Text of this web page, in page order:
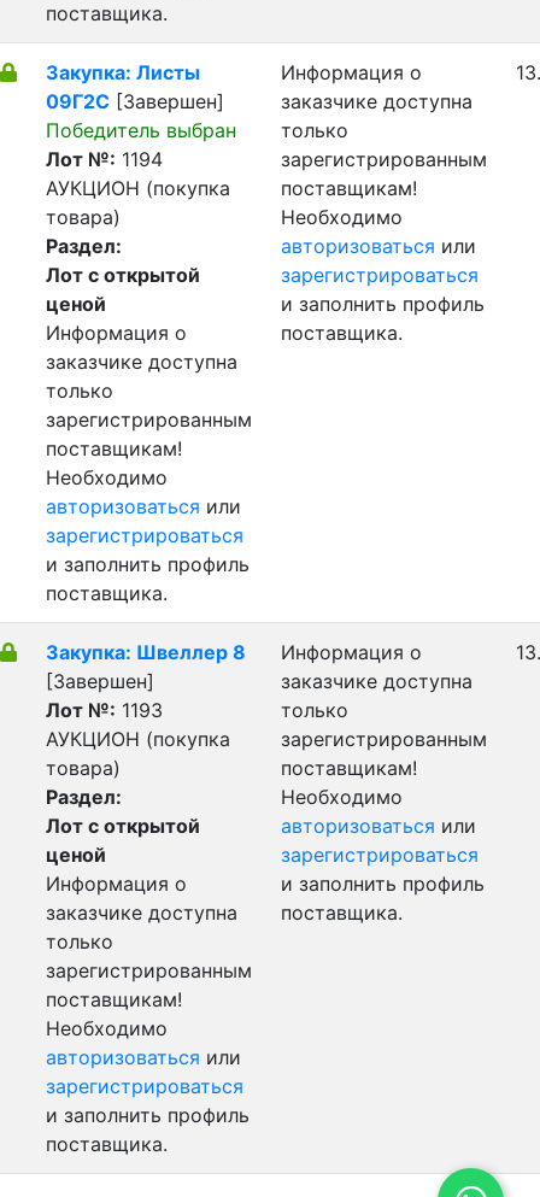
поставщика.
Закупка: Листы
09Г2С [Завершен]
Победитель выбран
Лот №: 1194
АУКЦИОН (покупка
товара)
Раздел:
Лот с открытой
ценой
Информация о
заказчике доступна
только
зарегистрированным
поставщикам!
Необходимо
авторизоваться или
зарегистрироваться
и заполнить профиль
поставщика.
Информация о
заказчике доступна
только
зарегистрированным
поставщикам!
Необходимо
авторизоваться или
зарегистрироваться
и заполнить профиль
поставщика.
Закупка: Швеллер 8
[Завершен]
Лот №: 1193
АУКЦИОН (покупка
товара)
Раздел:
Лот с открытой
ценой
Информация о
заказчике доступна
только
зарегистрированным
поставщикам!
Необходимо
авторизоваться или
зарегистрироваться
и заполнить профиль
поставщика.
Информация о
заказчике доступна
только
зарегистрированным
поставщикам!
Необходимо
авторизоваться или
зарегистрироваться
и заполнить профиль
поставщика.